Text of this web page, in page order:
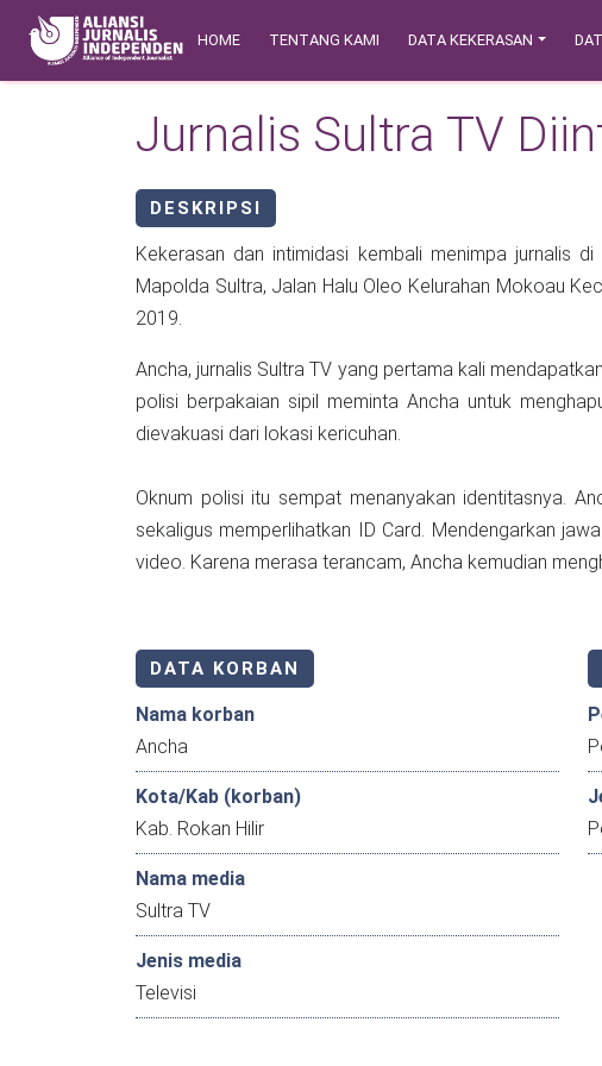
Skip to main content
Safety Corner
Main navigation
HOME TENTANG KAMI DATA KEKERASAN
Jurnalis Sultra TV
DESKRIPSI
Kekerasan dan intimidasi kembali menimpa jurnalis
Mapolda Sultra, Jalan Halu Oleo Kelurahan Mokoau
2019.
Ancha, jurnalis Sultra TV yang pertama kali
polisi berpakaian sipil meminta Ancha untuk
dievakuasi dari lokasi kericuhan.
Oknum polisi itu sempat menanyakan identitasnya.
sekaligus memperlihatkan ID Card. Mendengarkan
video. Karena merasa terancam, Ancha kemudian
DATA KORBAN
Nama korban
Ancha
Kota/Kab (korban)
Kab. Rokan Hilir
Nama media
Sultra TV
Jenis media
Televisi